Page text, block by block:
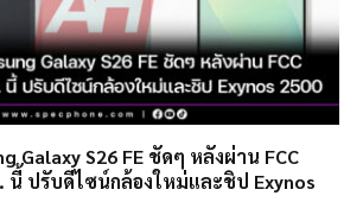
Galaxy S26 FE ชัดๆ หลังผ่าน FCC
นี้ ปรับดีไซน์กล้องใหม่และชิป Exynos